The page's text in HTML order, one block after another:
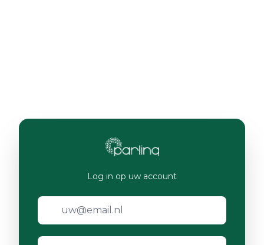
Log in op uw account